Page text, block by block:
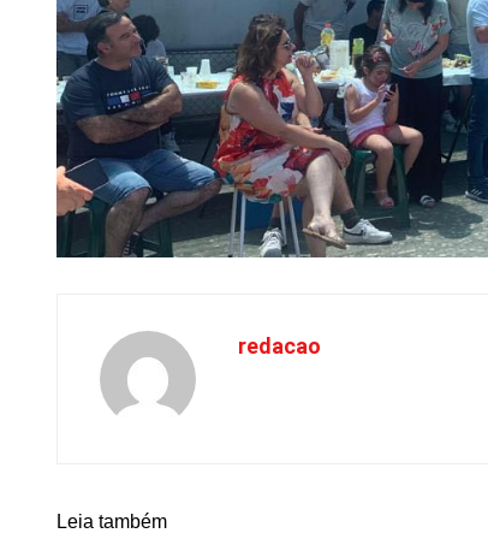
redacao
Leia também